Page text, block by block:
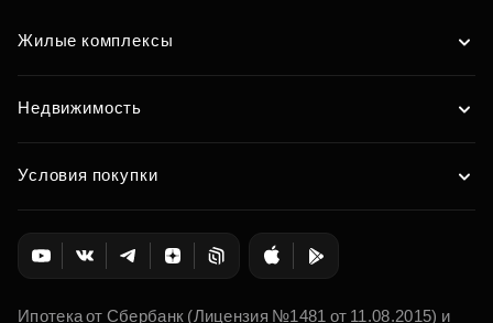
Жилые комплексы
Недвижимость
Условия покупки
Ипотека от Сбербанк (Лицензия №1481 от 11.08.2015) и